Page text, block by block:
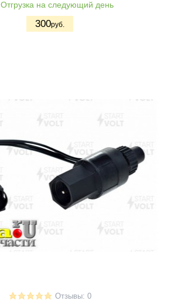
Отгрузка на следующий день
300руб.
Отзывы: 0